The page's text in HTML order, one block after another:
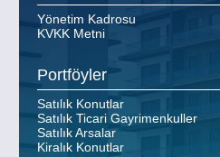
Yönetim Kadrosu
KVKK Metni
Portföyler
Satılık Konutlar
Satılık Ticari Gayrimenkuller
Satılık Arsalar
Kiralık Konutlar